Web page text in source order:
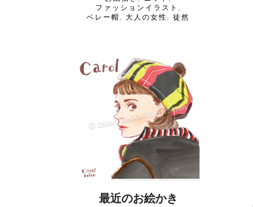
ファッションイラスト ,
ベレー帽 ,大人の女性 ,徒然
最近のお絵かき